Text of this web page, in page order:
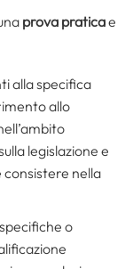
prova praticae
alla specifica
allo
legislazione e
nella
o